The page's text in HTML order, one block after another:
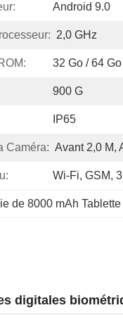
Android 9.0
2,0 GHz
32 Go / 64 Go
900 G
IP65
Caméra: Avant 2,0 M,
Wi-Fi, GSM,
de 8000 mAh Tablette
digitales